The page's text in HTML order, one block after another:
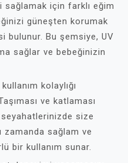
için farklı eğim
güneşten korumak
bulunur. Bu şemsiye, UV
sağlar ve bebeğinizin
kolaylığı
ve katlaması
size
zamanda sağlam ve
bir kullanım sunar.